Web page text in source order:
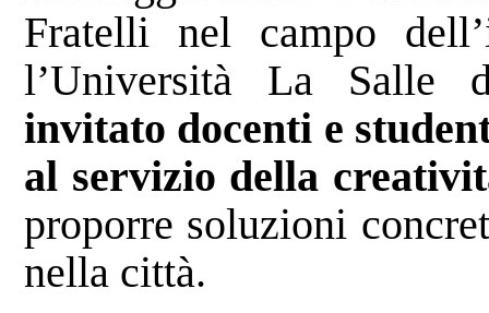
Fratelli nel campo
l’Università La Salle
invitato docenti e
al servizio della
proporre soluzioni
nella città.